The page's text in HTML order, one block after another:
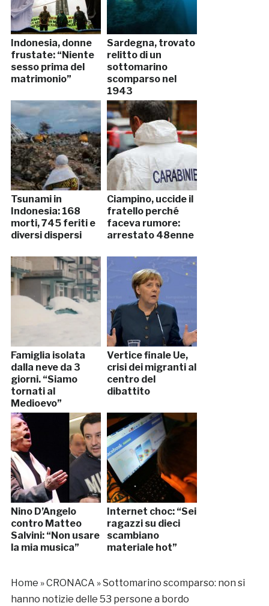
Indonesia, donne
frustate: “Niente
sesso prima del
matrimonio”
Sardegna, trovato
relitto di un
sottomarino
scomparso nel
1943
Tsunami in
Indonesia: 168
morti, 745 feriti e
diversi dispersi
Ciampino, uccide il
fratello perché
faceva rumore:
arrestato 48enne
Famiglia isolata
dalla neve da 3
giorni. “Siamo
tornati al
Medioevo”
Vertice finale Ue,
crisi dei migranti al
centro del
dibattito
Nino D’Angelo
contro Matteo
Salvini: “Non usare
la mia musica”
Internet choc: “Sei
ragazzi su dieci
scambiano
materiale hot”
Home »CRONACA »Sottomarino scomparso: non si
hanno notizie delle 53 persone a bordo